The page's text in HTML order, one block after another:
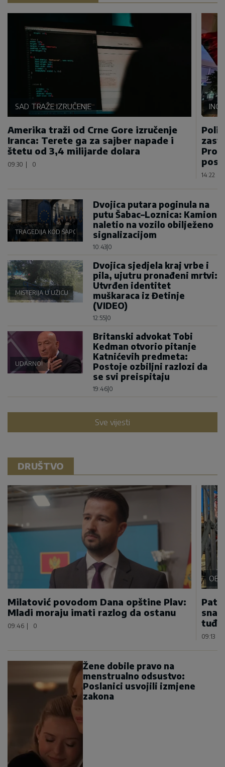
SAD TRAŽE IZRUČENJE
Amerika traži od Crne Gore izručenje
Iranca: Terete ga za sajber napade i
štetu od 3,4 milijarde dolara
09:30 0
14:22
TRAGEDIJA KOD ŠAPCA
Dvojica putara poginula na
putu Šabac–Loznica: Kamion
naletio na vozilo obilježeno
signalizacijom
10:43 0
MISTERIJA U UŽICU
Dvojica sjedjela kraj vrbe i
pila, ujutru pronađeni mrtvi:
Utvrđen identitet
muškaraca iz Đetinje
(VIDEO)
12:55 0
UDARNO!
Britanski advokat Tobi
Kedman otvorio pitanje
Katnićevih predmeta:
Postoje ozbiljni razlozi da
se svi preispitaju
19:46 0
Sve vijesti
DRUŠTVO
Milatović povodom Dana opštine Plav:
Mladi moraju imati razlog da ostanu
09:46 0
09:13
Žene dobile pravo na
menstrualno odsustvo:
Poslanici usvojili izmjene
zakona